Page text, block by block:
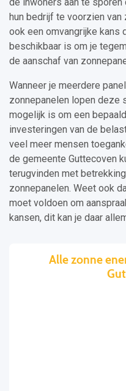
de inwoners aan te
hun bedrijf te voorzien van
ook een omvangrijke kans
beschikbaar is om je
de aanschaf van
Wanneer je meerdere
zonnepanelen lopen deze
mogelijk is om een
investeringen van de
veel meer mensen
de gemeente Guttecoven
terugvinden met
zonnepanelen. Weet ook
moet voldoen om
kansen, dit kan je daar
Alle zonne